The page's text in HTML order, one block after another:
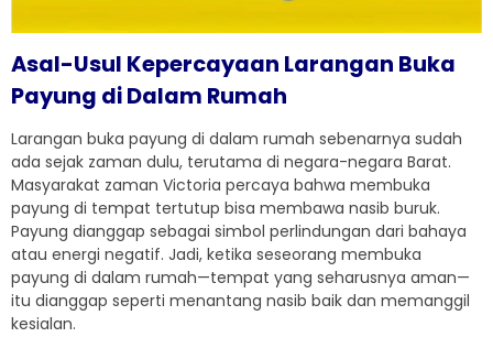
Asal-Usul Kepercayaan Larangan Buka
Payung di Dalam Rumah
Larangan buka payung di dalam rumah sebenarnya sudah
ada sejak zaman dulu, terutama di negara-negara Barat.
Masyarakat zaman Victoria percaya bahwa membuka
payung di tempat tertutup bisa membawa nasib buruk.
Payung dianggap sebagai simbol perlindungan dari bahaya
atau energi negatif. Jadi, ketika seseorang membuka
payung di dalam rumah—tempat yang seharusnya aman—
itu dianggap seperti menantang nasib baik dan memanggil
kesialan.